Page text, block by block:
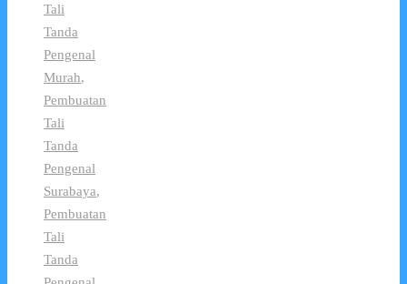
Tali
Tanda
Pengenal
Murah,
Pembuatan
Tali
Tanda
Pengenal
Surabaya,
Pembuatan
Tali
Tanda